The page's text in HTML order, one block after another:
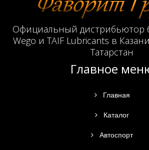
Официальный дистрибьютор
Wego и TAIF Lubricants в
Татарстан
Главное
Главная
Каталог
Автоспорт